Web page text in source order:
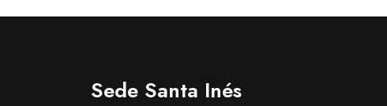
Sede Santa Inés